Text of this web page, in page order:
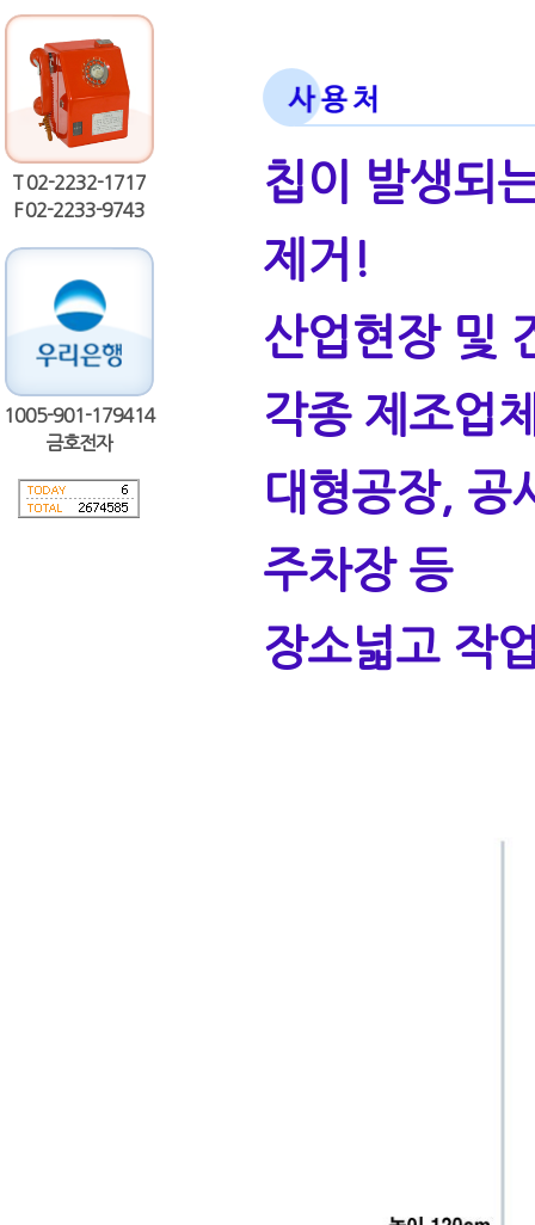
T 02-2232-1717
F 02-2233-9743
1005-901-179414
금호전자
칩이 발생되
제거!
산업현장 및
각종 제조업
대형공장, 공
주차장 등
장소넓고 작